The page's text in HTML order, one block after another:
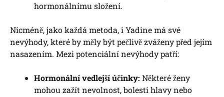
hormonálnímu složení.
Nicméně, jako každá metoda, i Yadine má své
nevýhody, které by měly být pečlivě zváženy před jejím
nasazením. Mezi potenciální nevýhody patří:
Hormonální vedlejší účinky: Některé ženy
mohou zažít nevolnost, bolesti hlavy nebo